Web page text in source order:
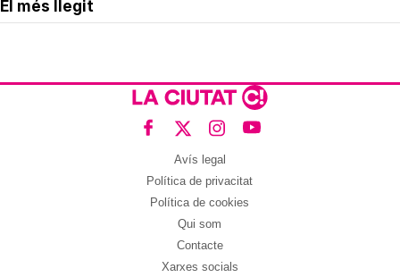
El més llegit
Avís legal
Política de privacitat
Política de cookies
Qui som
Contacte
Xarxes socials